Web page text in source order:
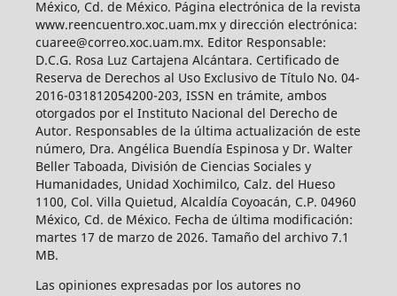
México, Cd. de México. Página electrónica de la revista
www.reencuentro.xoc.uam.mx y dirección electrónica:
cuaree@correo.xoc.uam.mx. Editor Responsable:
D.C.G. Rosa Luz Cartajena Alcántara. Certificado de
Reserva de Derechos al Uso Exclusivo de Título No. 04-
2016-031812054200-203, ISSN en trámite, ambos
otorgados por el Instituto Nacional del Derecho de
Autor. Responsables de la última actualización de este
número, Dra. Angélica Buendía Espinosa y Dr. Walter
Beller Taboada, División de Ciencias Sociales y
Humanidades, Unidad Xochimilco, Calz. del Hueso
1100, Col. Villa Quietud, Alcaldía Coyoacán, C.P. 04960
México, Cd. de México. Fecha de última modificación:
martes 17 de marzo de 2026. Tamaño del archivo 7.1
MB.
Las opiniones expresadas por los autores no